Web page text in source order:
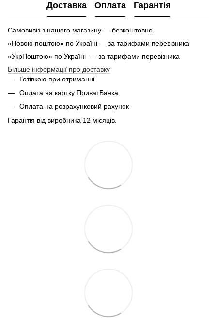
Доставка Оплата Гарантія
Самовивіз з нашого магазину — безкоштовно.
«Новою поштою» по Україні — за тарифами перевізника
«УкрПоштою» по Україні — за тарифами перевізника
Більше інформації про доставку
Готівкою при отриманні
Оплата на картку ПриватБанка
Оплата на розрахунковий рахунок
Гарантія від виробника 12 місяців.